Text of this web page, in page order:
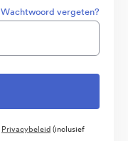
Wachtwoord vergeten?
Privacybeleid(inclusief